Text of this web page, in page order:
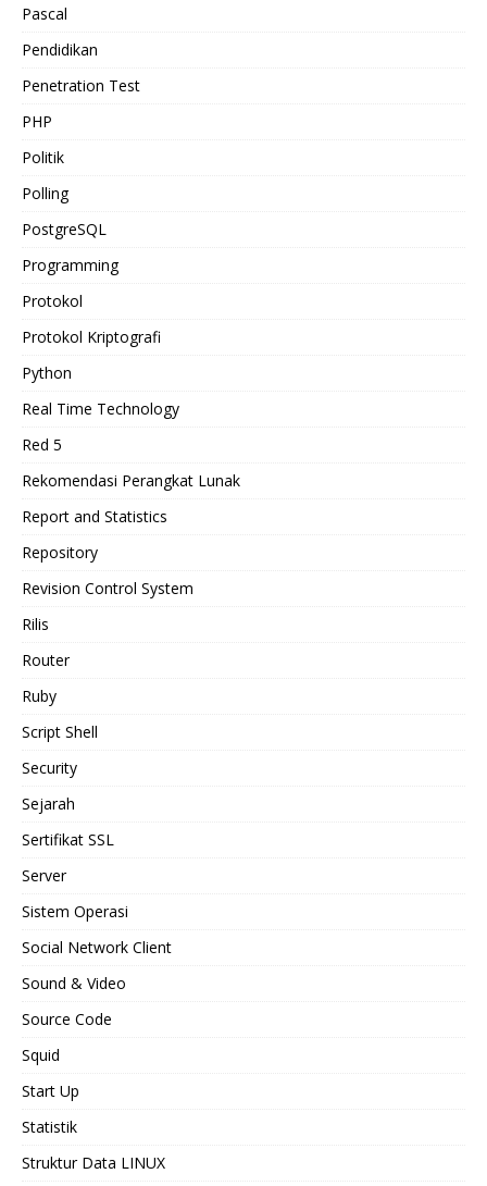
Pascal
Pendidikan
Penetration Test
PHP
Politik
Polling
PostgreSQL
Programming
Protokol
Protokol Kriptografi
Python
Real Time Technology
Red 5
Rekomendasi Perangkat Lunak
Report and Statistics
Repository
Revision Control System
Rilis
Router
Ruby
Script Shell
Security
Sejarah
Sertifikat SSL
Server
Sistem Operasi
Social Network Client
Sound & Video
Source Code
Squid
Start Up
Statistik
Struktur Data LINUX